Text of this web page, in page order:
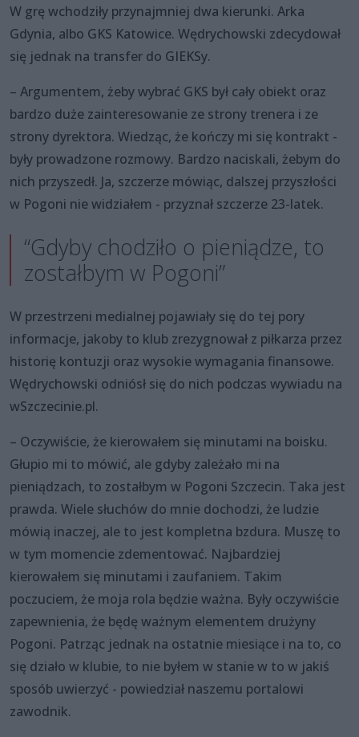
W grę wchodziły przynajmniej dwa kierunki. Arka
Gdynia, albo GKS Katowice. Wędrychowski zdecydował
się jednak na transfer do GIEKSy.
– Argumentem, żeby wybrać GKS był cały obiekt oraz
bardzo duże zainteresowanie ze strony trenera i ze
strony dyrektora. Wiedząc, że kończy mi się kontrakt -
były prowadzone rozmowy. Bardzo naciskali, żebym do
nich przyszedł. Ja, szczerze mówiąc, dalszej przyszłości
w Pogoni nie widziałem - przyznał szczerze 23-latek.
“Gdyby chodziło o pieniądze, to
zostałbym w Pogoni”
W przestrzeni medialnej pojawiały się do tej pory
informacje, jakoby to klub zrezygnował z piłkarza przez
historię kontuzji oraz wysokie wymagania finansowe.
Wędrychowski odniósł się do nich podczas wywiadu na
wSzczecinie.pl.
– Oczywiście, że kierowałem się minutami na boisku.
Głupio mi to mówić, ale gdyby zależało mi na
pieniądzach, to zostałbym w Pogoni Szczecin. Taka jest
prawda. Wiele słuchów do mnie dochodzi, że ludzie
mówią inaczej, ale to jest kompletna bzdura. Muszę to
w tym momencie zdementować. Najbardziej
kierowałem się minutami i zaufaniem. Takim
poczuciem, że moja rola będzie ważna. Były oczywiście
zapewnienia, że będę ważnym elementem drużyny
Pogoni. Patrząc jednak na ostatnie miesiące i na to, co
się działo w klubie, to nie byłem w stanie w to w jakiś
sposób uwierzyć - powiedział naszemu portalowi
zawodnik.